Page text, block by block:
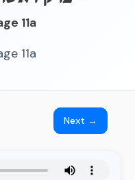
11a
11a
Next →